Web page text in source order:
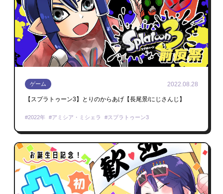
ゲーム 2022.08.28
【スプラトゥーン3】とりのからあげ【長尾景/にじさんじ】
2022年 アミシア・ミシェラ スプラトゥーン3